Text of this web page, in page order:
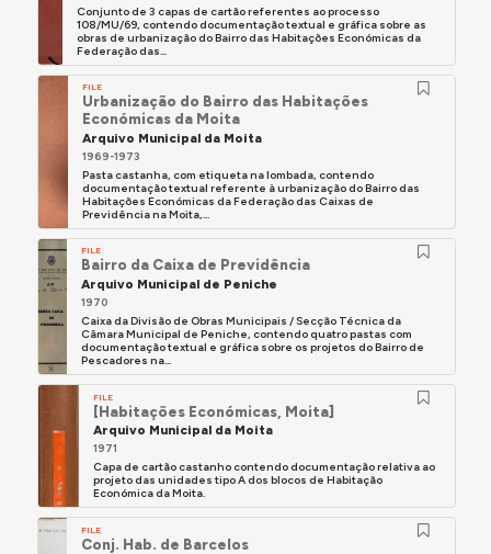
Conjunto de 3 capas de cartão referentes ao processo
108/MU/69, contendo documentação textual e gráfica sobre as
obras de urbanização do Bairro das Habitações Económicas da
Federação das...
FILE
Urbanização do Bairro das Habitações
Económicas da Moita
Arquivo Municipal da Moita
1969-1973
Pasta castanha, com etiqueta na lombada, contendo
documentação textual referente à urbanização do Bairro das
Habitações Económicas da Federação das Caixas de
Previdência na Moita,...
FILE
Bairro da Caixa de Previdência
Arquivo Municipal de Peniche
1970
Caixa da Divisão de Obras Municipais / Secção Técnica da
Câmara Municipal de Peniche, contendo quatro pastas com
documentação textual e gráfica sobre os projetos do Bairro de
Pescadores na...
FILE
[Habitações Económicas, Moita]
Arquivo Municipal da Moita
1971
Capa de cartão castanho contendo documentação relativa ao
projeto das unidades tipo A dos blocos de Habitação
Económica da Moita.
FILE
Conj. Hab. de Barcelos